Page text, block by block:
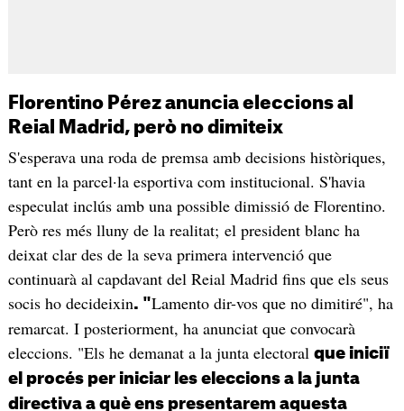
Florentino Pérez anuncia eleccions al
Reial Madrid, però no dimiteix
S'esperava una roda de premsa amb decisions històriques,
tant en la parcel·la esportiva com institucional. S'havia
especulat inclús amb una possible dimissió de Florentino.
Però res més lluny de la realitat; el president blanc ha
deixat clar des de la seva primera intervenció que
continuarà al capdavant del Reial Madrid fins que els seus
socis ho decideixin. "Lamento dir-vos que no dimitiré", ha
remarcat. I posteriorment, ha anunciat que convocarà
eleccions. "Els he demanat a la junta electoral que iniciï
el procés per iniciar les eleccions a la junta
directiva a què ens presentarem aquesta